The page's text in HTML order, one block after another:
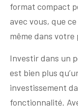
format compact
avec vous, que
même dans votre
Investir dans un
est bien plus
investissement
fonctionnalité.